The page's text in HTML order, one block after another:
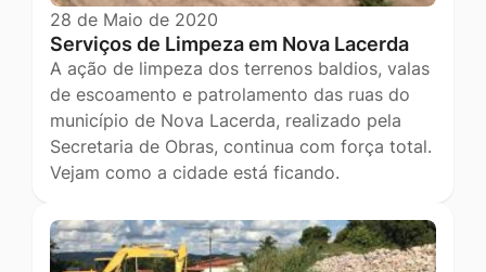
28 de Maio de 2020
Serviços de Limpeza em Nova Lacerda
A ação de limpeza dos terrenos baldios, valas
de escoamento e patrolamento das ruas do
município de Nova Lacerda, realizado pela
Secretaria de Obras, continua com força total.
Vejam como a cidade está ficando.